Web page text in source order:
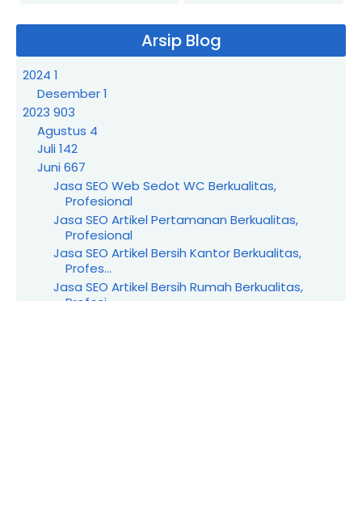
Arsip Blog
2024 1
Desember1
2023 903
Agustus 4
Juli142
Juni667
Jasa SEO Web Sedot WC Berkualitas,
Profesional
Jasa SEO Artikel Pertamanan Berkualitas,
Profesional
Jasa SEO Artikel Bersih Kantor Berkualitas,
Profes...
Jasa SEO Artikel Bersih Rumah Berkualitas,
Profesi...